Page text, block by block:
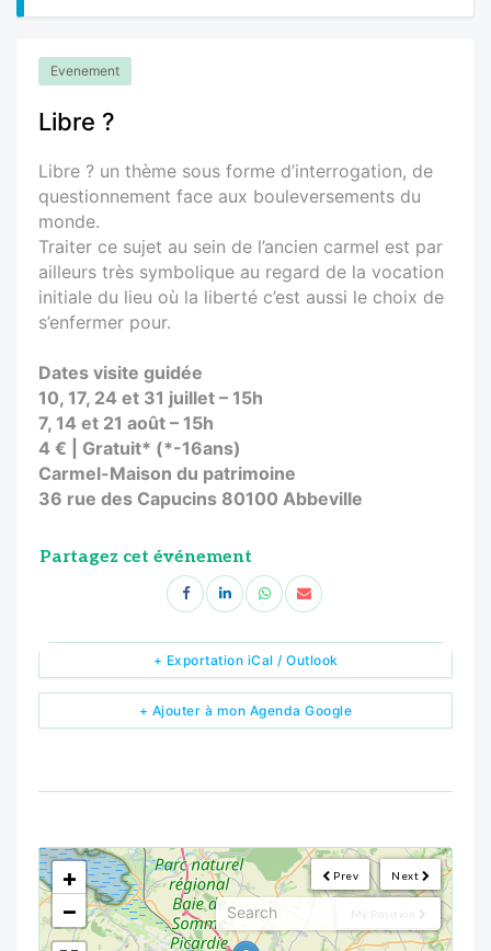
Evenement
Libre ?
Libre ? un thème sous forme d’interrogation, de
questionnement face aux bouleversements du
monde.
Traiter ce sujet au sein de l’ancien carmel est par
ailleurs très symbolique au regard de la vocation
initiale du lieu où la liberté c’est aussi le choix de
s’enfermer pour.
Dates visite guidée
10, 17, 24 et 31 juillet – 15h
7, 14 et 21 août – 15h
4 € | Gratuit* (*-16ans)
Carmel-Maison du patrimoine
36 rue des Capucins 80100 Abbeville
Partagez cet événement
+ Ajouter à mon Agenda Google
+ Exportation iCal / Outlook
Next
Prev
My Position
<!---->
+
−